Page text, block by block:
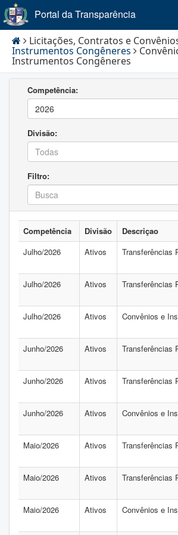
Portal da Transparência
Licitações, Contratos e
Instrumentos Congêneres
Instrumentos Congêneres
Competência:
2026
Divisão:
Todas
Filtro:
Competência Divisão
Descriçao
Julho/2026
Ativos Transferências
Julho/2026 Ativos Transferências
Julho/2026 Ativos Convênios e
Junho/2026 Ativos Transferências
Junho/2026 Ativos Transferências
Junho/2026 Ativos Convênios e
Maio/2026 Ativos Transferências
Maio/2026 Ativos Transferências
Maio/2026 Ativos Convênios e